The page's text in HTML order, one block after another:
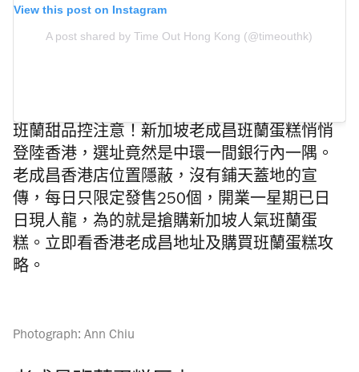
View this post on Instagram
A post shared by Time Out Hong Kong (@timeouthk)
班蘭甜品控注意！新加坡老成昌班蘭蛋糕悄悄
登陸香港，選址竟然是中環一間銀行內一隅。
老成昌香港店位置隱蔽，沒有鋪天蓋地的宣
傳，每日只限定發售250個，開業一星期已日
日現人龍，為的就是搶購新加坡人氣班蘭蛋
糕。立即看香港老成昌地址及購買班蘭蛋糕攻
略。
Photograph: Ann Chiu